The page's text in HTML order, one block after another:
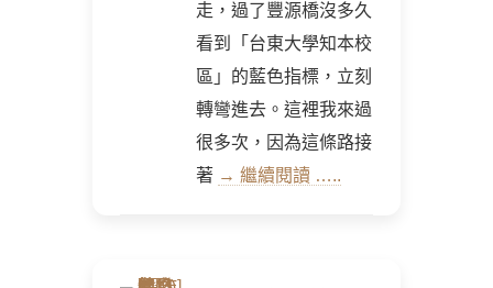
走，過了豐源橋沒多久
看到「台東大學知本校
區」的藍色指標，立刻
轉彎進去。這裡我來過
很多次，因為這條路接
著 → 繼續閱讀 …..